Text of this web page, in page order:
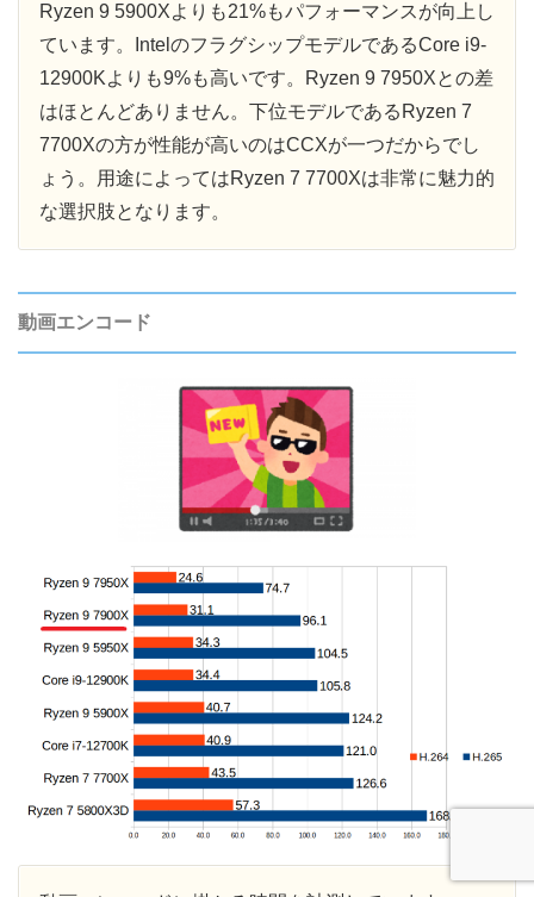
Ryzen 9 5900Xよりも21%もパフォーマンスが向上し
ています。IntelのフラグシップモデルであるCore i9-
12900Kよりも9%も高いです。Ryzen 9 7950Xとの差
はほとんどありません。下位モデルであるRyzen 7
7700Xの方が性能が高いのはCCXが一つだからでし
ょう。用途によってはRyzen 7 7700Xは非常に魅力的
な選択肢となります。
動画エンコード